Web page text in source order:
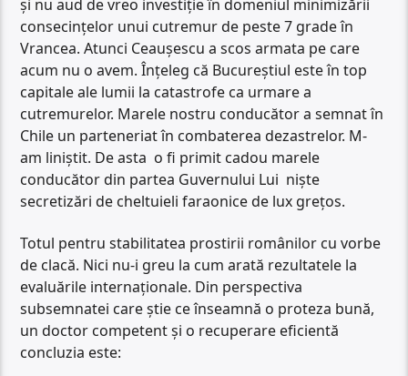
și nu aud de vreo investiție în domeniul minimizării
consecințelor unui cutremur de peste 7 grade în
Vrancea. Atunci Ceaușescu a scos armata pe care
acum nu o avem. Înțeleg că Bucureștiul este în top
capitale ale lumii la catastrofe ca urmare a
cutremurelor. Marele nostru conducător a semnat în
Chile un parteneriat în combaterea dezastrelor. M-
am liniștit. De asta o fi primit cadou marele
conducător din partea Guvernului Lui niște
secretizări de cheltuieli faraonice de lux grețos.
Totul pentru stabilitatea prostirii românilor cu vorbe
de clacă. Nici nu-i greu la cum arată rezultatele la
evaluările internaționale. Din perspectiva
subsemnatei care știe ce înseamnă o proteza bună,
un doctor competent și o recuperare eficientă
concluzia este: